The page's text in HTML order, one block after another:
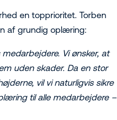
en topprioritet. Torben
af grundig oplæring:
Vi ønsker, at
uden skader. Da en stor
vil vi naturligvis sikre
til alle medarbejdere –